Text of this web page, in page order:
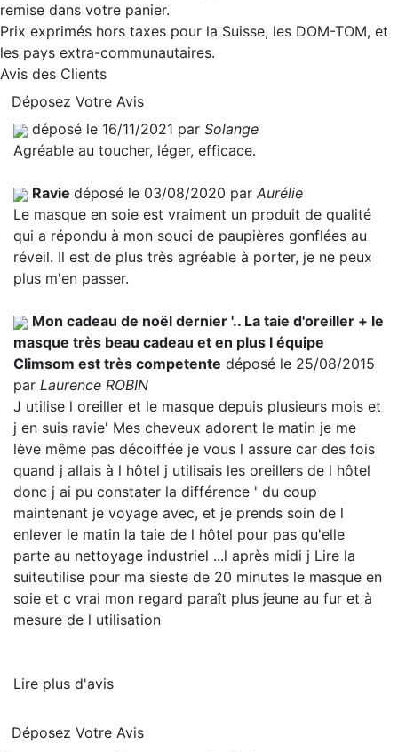
remise dans votre panier.
Prix exprimés hors taxes pour la Suisse, les DOM-TOM, et
les pays extra-communautaires.
Avis des Clients
Déposez Votre Avis
déposé le 16/11/2021 par Solange
Agréable au toucher, léger, efficace.
Ravie déposé le 03/08/2020 par Aurélie
Le masque en soie est vraiment un produit de qualité
qui a répondu à mon souci de paupières gonflées au
réveil. Il est de plus très agréable à porter, je ne peux
plus m'en passer.
Mon cadeau de noël dernier '.. La taie d'oreiller + le
masque très beau cadeau et en plus l équipe
Climsom est très competente déposé le 25/08/2015
par Laurence ROBIN
J utilise l oreiller et le masque depuis plusieurs mois et
j en suis ravie' Mes cheveux adorent le matin je me
lève même pas décoiffée je vous l assure car des fois
quand j allais à l hôtel j utilisais les oreillers de l hôtel
donc j ai pu constater la différence ' du coup
maintenant je voyage avec, et je prends soin de l
enlever le matin la taie de l hôtel pour pas qu'elle
parte au nettoyage industriel ...l après midi j Lire la
suiteutilise pour ma sieste de 20 minutes le masque en
soie et c vrai mon regard paraît plus jeune au fur et à
mesure de l utilisation
Lire plus d'avis
Déposez Votre Avis